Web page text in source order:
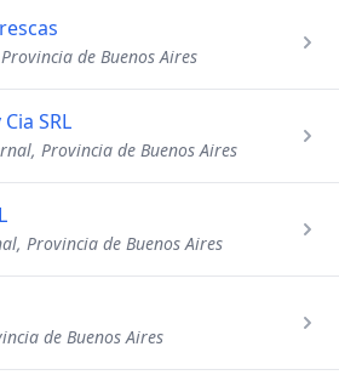
de Buenos Aires
SRL
Provincia de Buenos Aires
Provincia de Buenos Aires
de Buenos Aires